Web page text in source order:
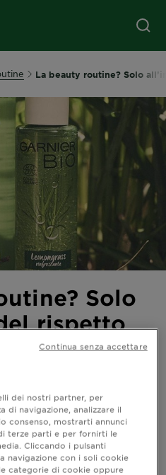
La beauty routine? Solo
Solo
rispetto
21, 2022
e tutto vegano:
per la cura quotidiana
dei nostri partner, per
di navigazione, analizzare il
consenso, mostrarti annunci
terze parti e per fornirti le
Cliccando i pulsanti
navigazione con i soli cookie
categorie di cookie oppure
Continua senza accettare